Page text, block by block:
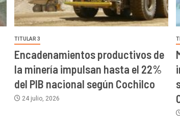
TITULAR 3
Encadenamientos productivos de
la minería impulsan hasta el 22%
del PIB nacional según Cochilco
24 julio, 2026